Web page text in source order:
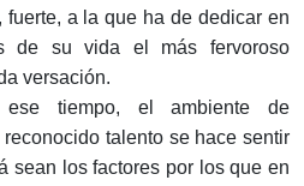
fuerte, a la que ha de dedicar en
de su vida el más fervoroso
versación.
ese tiempo, el ambiente de
talento se hace sentir
sean los factores por los que en